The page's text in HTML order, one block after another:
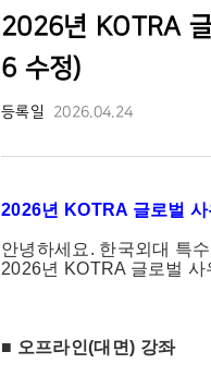
2026년 KOTRA
6 수정)
등록일 2026.04.24
2026년 KOTRA 글로벌
안녕하세요. 한국외대 특
2026년 KOTRA 글로벌
■ 오프라인(대면) 강좌